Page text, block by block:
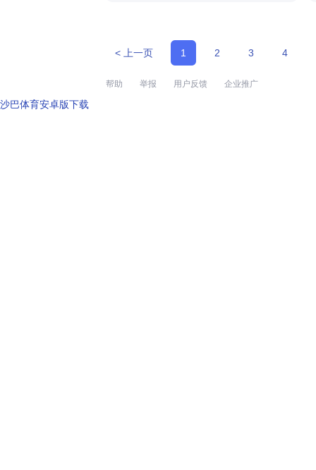
< 上一页 1 2 3 4
帮助 举报 用户反馈 企业推广
沙巴体育安卓版下载